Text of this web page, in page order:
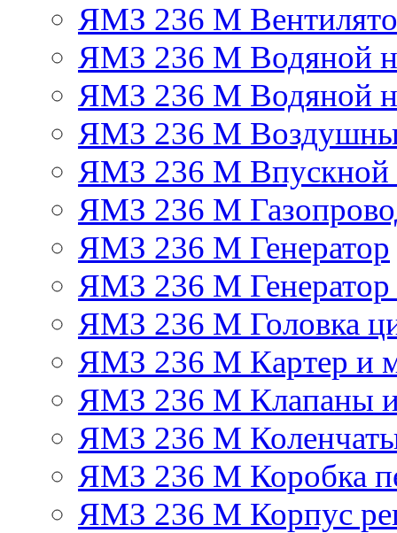
ЯМЗ 236 М
ЯМЗ 236 М Водяной
ЯМЗ 236 М Водяной
ЯМЗ 236 М
ЯМЗ 236 М Впускной
ЯМЗ 236 М
ЯМЗ 236 М Генератор
ЯМЗ 236 М Генератор
ЯМЗ 236 М Головка
ЯМЗ 236 М Картер и
ЯМЗ 236 М Клапаны и
ЯМЗ 236 М
ЯМЗ 236 М Коробка
ЯМЗ 236 М Корпус